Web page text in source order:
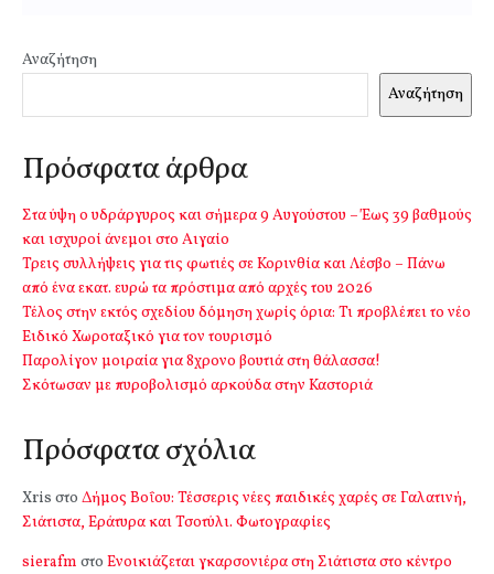
Αναζήτηση
Αναζήτηση
Πρόσφατα άρθρα
Στα ύψη ο υδράργυρος και σήμερα 9 Αυγούστου – Έως 39 βαθμούς
και ισχυροί άνεμοι στο Αιγαίο
Τρεις συλλήψεις για τις φωτιές σε Κορινθία και Λέσβο – Πάνω
από ένα εκατ. ευρώ τα πρόστιμα από αρχές του 2026
Τέλος στην εκτός σχεδίου δόμηση χωρίς όρια: Τι προβλέπει το νέο
Ειδικό Χωροταξικό για τον τουρισμό
Παρολίγον μοιραία για 8χρονο βουτιά στη θάλασσα!
Σκότωσαν με πυροβολισμό αρκούδα στην Καστοριά
Πρόσφατα σχόλια
Xris στο Δήμος Βοΐου: Τέσσερις νέες παιδικές χαρές σε Γαλατινή,
Σιάτιστα, Εράτυρα και Τσοτύλι. Φωτογραφίες
sierafm στο Ενοικιάζεται γκαρσονιέρα στη Σιάτιστα στο κέντρο